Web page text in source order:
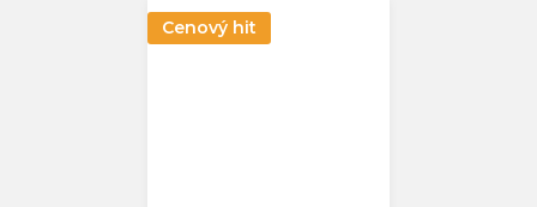
Cenový hit